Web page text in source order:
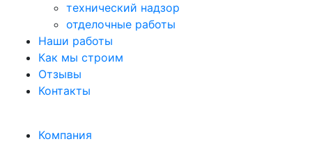
технический надзор
отделочные работы
Наши работы
Как мы строим
Отзывы
Контакты
Компания